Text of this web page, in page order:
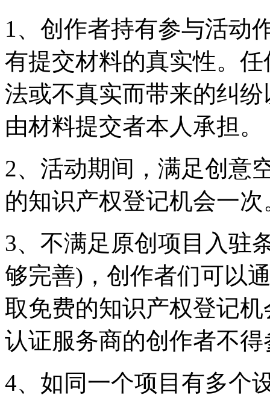
1、创作者持有参与活动
有提交材料的真实性。
法或不真实而带来的纠
由材料提交者本人承担。
2、活动期间，满足创意
的知识产权登记机会一次
3、不满足原创项目入驻
够完善)，创作者们可以
取免费的知识产权登记
认证服务商的创作者不
4、如同一个项目有多个